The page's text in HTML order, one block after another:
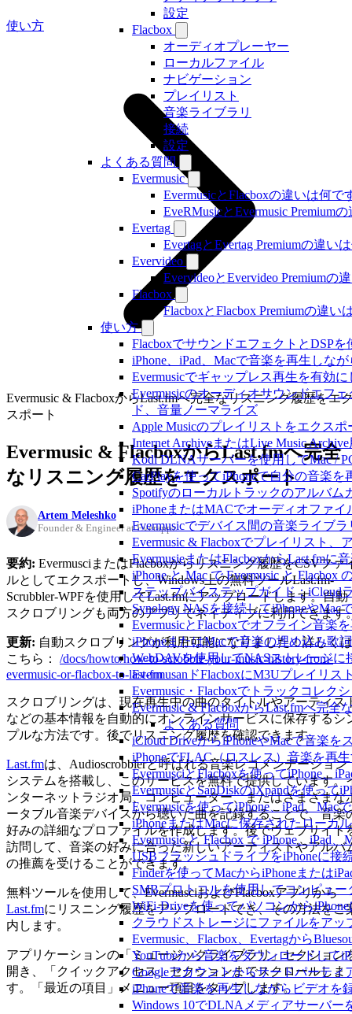
設定
Flacbox
オーディオプレーヤー
ローカルファイル
ナビゲーション
プレイリスト
音楽ライブラリ
接続
設定
よくある質問
Evermusic
EvermusicとFlacboxの違いは何で
EveRMusicとEvermusic Premium
Evertag
EvertagとEvertag Premiumの違い
Evervideo
EvervideoとEvervideo Premiumの
Flacbox
FlacboxとFlacbox Premiumの違い
使い方
FlacboxでサウンドエフェクトとDSPを
iPhone、iPad、Macで音楽を再生しな
Evermusicでギャップレス再生を有効
Evermusicのオーディオサウンドエフ
ド、音量ノーマライズ
Apple Musicのプレイリストをエクス
Internet ArchiveまたはLive Music
Kodi DLNAサーバーを使用してMac /
CarPlayを使ってiPhoneで自分の音楽を
Spotifyのローカルトラックのアルバ
iPhoneまたはMACでオーディオファ
Evermusicでデバイス間の音楽ライブ
Evermusic & Flacboxでプレイリスト
EvermusieまたはFlacboxからLast.fmに
iPhone と Mac で Evermusic と
ステップバイステップガイド：iCloud
Synology NASを接続してiPhoneやMac
EvermusicとFlacboxでオフライン音楽
iPhoneまたはMacで音楽の埋め込み歌
WebDAVを使用してNASストレージに
EvermusanドFlacboxにM3Uプレイリ
Evermusic・Flacboxでトラックコレク
Evermusic & FlacboxからLast.fmへ完
よくある質問
iCloud DriveからiPhoneやMacで音楽を
iPhoneでFLAC（ロスレス）音楽を再
EvermusciとFlacboxを使ってiPhone、
EvermusicとSanDiskのiXpandを使っ
Evermusicを使ってiPhone、iPad、Mac
iPhoneまたはMacに保存されたローカ
Evermusic と Flacbox で iPhone、iPad
USBフラッシュドライブをiPhoneに
Finderを使ってMacからiPhoneまたは
SMBプロトコルを使用してコンピュ
WiFi-Driveを使ってパソコンから
クラウドストレージにファイルをアッ
Evermusic、Flacbox、Evertagから
YouTubeから音楽をダウンロードして
Googleアカウントからサードパーティ
iPhoneで音楽を再生しながらビデオを
Windows 10でDLNAメディアサーバー
使い方
Evermusic & FlacboxからLast.fmへ完全なリスニング履歴をエ
スポート
Evermusic & FlacboxからLast.fmへ完全
なリスニング履歴をエクスポート
Artem Meleshko
Founder & Engineer at Everappz
要約: EvermusciまたはFlacboxからリスニング履歴をCSVファ
ルとしてエクスポートし、Windows上の無料ツールLast.fm-
Scrubbler-WPFを使用してLast.fmにアップロードします。自動
スクロブリングも両方のアプリでネイティブに利用できます
更新: 自動スクロブリングが利用可能になりました！詳しくは
こちら： /docs/howto/how-to-scrobble-your-music-history-from-
evermusic-or-flacbox-to-last-fm
スクロブリングは、現在再生中の曲のタイトルやアーティス
などの基本情報を自動的にオンラインサービスに保存するシ
プルな方法です。後でリスニング履歴を確認できます。
Last.fmは、Audioscrobblerと呼ばれる音楽レコメンデーション
システムを搭載し、このサービスを無料で提供しています。
ンターネットラジオ局、コンピューター、またはさまざまな
ータブル音楽デバイスから聴いた曲を記録することで、音楽
好みの詳細なプロファイルを作成します。後でウェブサイト
訪問して、音楽の好みに合った新しいアーティストやアルバ
の推薦を受けることができます。
無料ツールを使用して、EvermusciおよびFlacboxアプリから
Last.fmにリスニング履歴をアップロードでき、その方法をご
内します。
アプリケーションの「ミュージックライブラリ」セクション
開き、「クイックアクセス」セクションまでスクロールしま
す。「最近の項目」メニュー項目をタップします。